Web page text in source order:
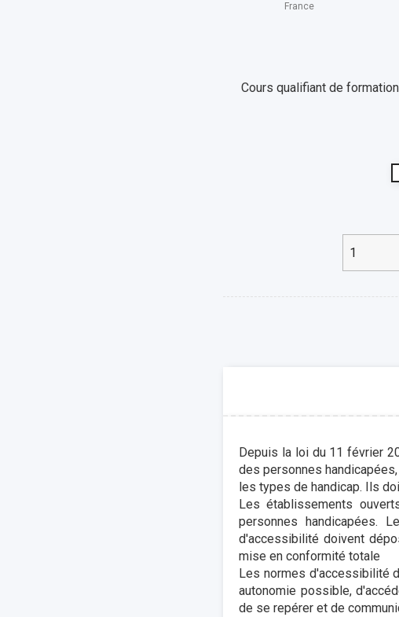
France
Cours qualifiant de
Depuis la loi du 11 février
des personnes
les types de handicap. Ils
Les établissements
personnes handicapées.
d'accessibilité doivent
mise en conformité totale
Les normes d'accessibilité
autonomie possible,
de se repérer et de